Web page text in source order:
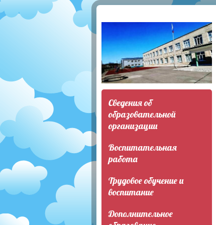
Сведения об
образовательной
организации
Воспитательная
работа
Трудовое обучение и
воспитание
Дополнительное